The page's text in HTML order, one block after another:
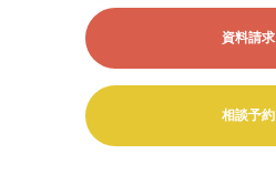
資料請求
相談予約